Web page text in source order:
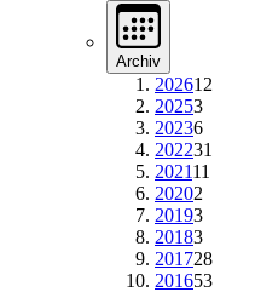
Archiv
202612
20253
20236
202231
202111
20202
20193
20183
201728
201653